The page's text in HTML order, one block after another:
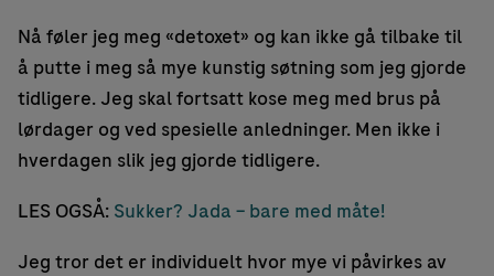
Nå føler jeg meg «detoxet» og kan ikke gå tilbake til
å putte i meg så mye kunstig søtning som jeg gjorde
tidligere. Jeg skal fortsatt kose meg med brus på
lørdager og ved spesielle anledninger. Men ikke i
hverdagen slik jeg gjorde tidligere.
LES OGSÅ: Sukker? Jada – bare med måte!
Jeg tror det er individuelt hvor mye vi påvirkes av